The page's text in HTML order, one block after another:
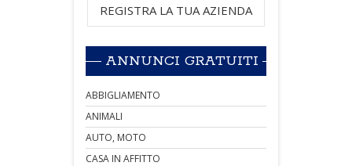
REGISTRA LA TUA AZIENDA
ANNUNCI GRATUITI
ABBIGLIAMENTO
ANIMALI
AUTO, MOTO
CASA IN AFFITTO